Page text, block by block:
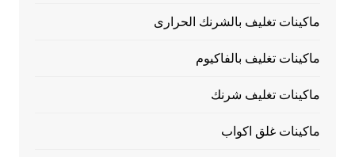
ماكينات تغليف بالشرنك الحرارى
ماكينات تغليف بالفاكيوم
ماكينات تغليف شرنك
ماكينات غلق اكواب